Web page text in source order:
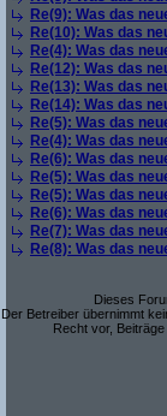
Re(9): Was das
Re(10): Was das
Re(4): Was das
Re(12): Was das
Re(13): Was das
Re(14): Was das
Re(5): Was das
Re(4): Was das
Re(6): Was das
Re(5): Was das
Re(5): Was das
Re(6): Was das
Re(7): Was das
Re(8): Was das
Dieses
Der Betreiber übernimmt
Recht vor,